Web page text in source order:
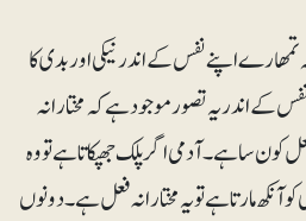
اپنے نفس کے اندر نیکی اور بدی کا
کے اندر یہ تصور موجود ہے کہ مختارانہ
کون سا ہے۔ آدمی اگر پلک جھپکاتا ہے تو وہ
آنکھ مارتا ہے تو یہ مختارانہ فعل ہے۔ دونوں